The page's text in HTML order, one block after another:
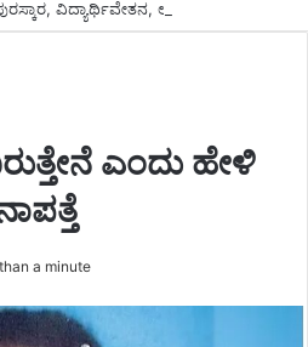
ಎಂದು ಹೇಳಿ
a minute